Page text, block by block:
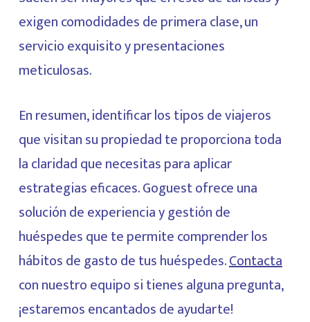
exigen comodidades de primera clase, un
servicio exquisito y presentaciones
meticulosas.
En resumen, identificar los tipos de viajeros
que visitan su propiedad te proporciona toda
la claridad que necesitas para aplicar
estrategias eficaces. Goguest ofrece una
solución de experiencia y gestión de
huéspedes que te permite comprender los
hábitos de gasto de tus huéspedes.Contacta
con nuestro equipo si tienes alguna pregunta,
¡estaremos encantados de ayudarte!